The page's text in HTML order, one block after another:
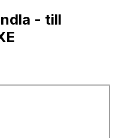
- till